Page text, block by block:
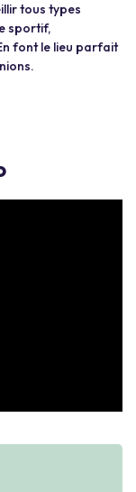
tous types
sportif,
font le lieu parfait